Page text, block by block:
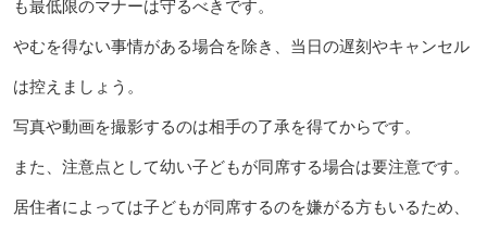
も最低限のマナーは守るべきです。
やむを得ない事情がある場合を除き、当日の遅刻やキャンセル
は控えましょう。
写真や動画を撮影するのは相手の了承を得てからです。
また、注意点として幼い子どもが同席する場合は要注意です。
居住者によっては子どもが同席するのを嫌がる方もいるため、